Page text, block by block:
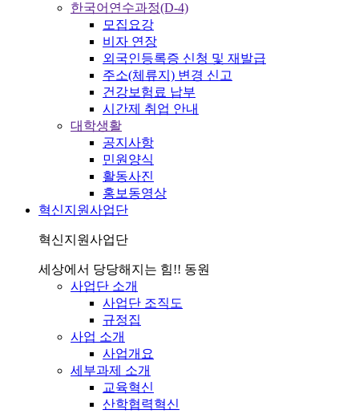
한국어연수과정(D-4)
모집요강
비자 연장
외국인등록증 신청 및 재발급
주소(체류지) 변경 신고
건강보험료 납부
시간제 취업 안내
대학생활
공지사항
민원양식
활동사진
홍보동영상
혁신지원사업단
혁신지원사업단
세상에서 당당해지는 힘!! 동원
사업단 소개
사업단 조직도
규정집
사업 소개
사업개요
세부과제 소개
교육혁신
산학협력혁신